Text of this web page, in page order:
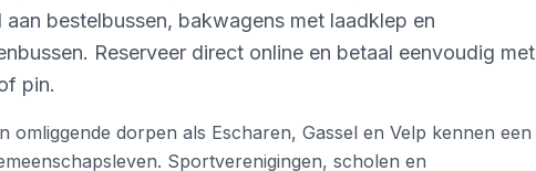
aan bestelbussen, bakwagens met laadklep en
Reserveer direct online en betaal eenvoudig met
pin.
omliggende dorpen als Escharen, Gassel en Velp kennen een
Sportverenigingen, scholen en